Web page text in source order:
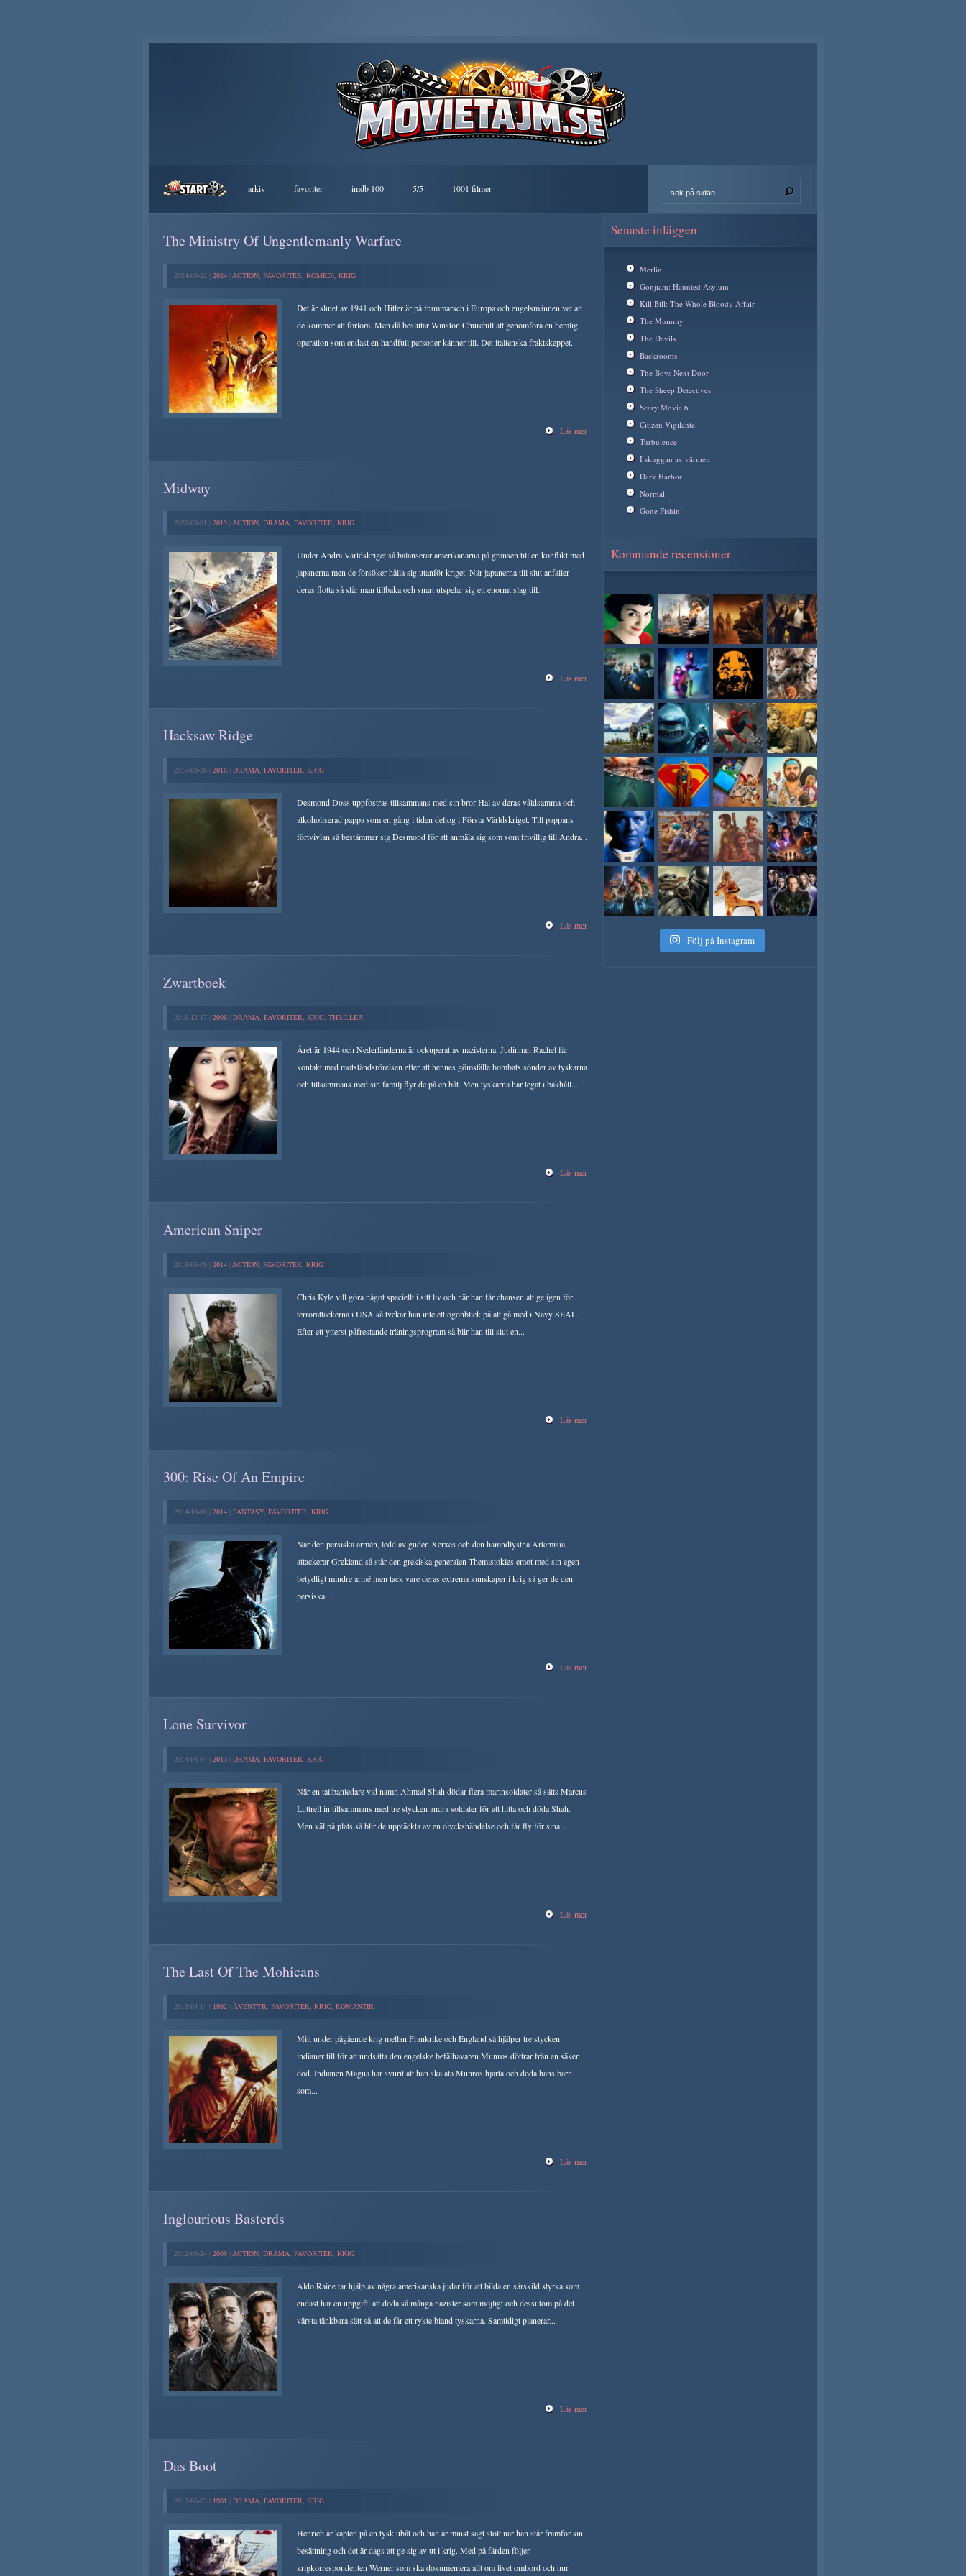
arkiv favoriter imdb 100 5/5 1001 filmer
The Ministry Of Ungentlemanly Warfare
2024-09-22 | 2024 ACTION FAVORITER KOMEDI KRIG
Det är slutet av 1941 och Hitler är på frammarsch i Europa och engelsmännen vet att
de kommer att förlora. Men då beslutar Winston Churchill att genomföra en hemlig
operation som endast en handfull personer känner till. Det italienska fraktskeppet...
Läs mer
Midway
2020-03-01 | 2019 ACTION DRAMA FAVORITER KRIG
Under Andra Världskriget så balanserar amerikanarna på gränsen till en konflikt med
japanerna men de försöker hålla sig utanför kriget. När japanerna till slut anfaller
deras flotta så slår man tillbaka och snart utspelar sig ett enormt slag till...
Läs mer
Hacksaw Ridge
2017-03-26 | 2016 DRAMA FAVORITER KRIG
Desmond Doss uppfostras tillsammans med sin bror Hal av deras våldsamma och
alkoholiserad pappa som en gång i tiden deltog i Första Världskriget. Till pappans
förtvivlan så bestämmer sig Desmond för att anmäla sig som som frivillig till Andra...
Läs mer
Zwartboek
2016-12-17 | 2006 DRAMA FAVORITER KRIG THRILLER
Året är 1944 och Nederländerna är ockuperat av nazisterna. Judinnan Rachel får
kontakt med motståndsrörelsen efter att hennes gömställe bombats sönder av tyskarna
och tillsammans med sin familj flyr de på en båt. Men tyskarna har legat i bakhåll...
Läs mer
American Sniper
2015-05-09 | 2014 ACTION FAVORITER KRIG
Chris Kyle vill göra något speciellt i sitt liv och när han får chansen att ge igen för
terrorattackerna i USA så tvekar han inte ett ögonblick på att gå med i Navy SEAL.
Efter ett ytterst påfrestande träningsprogram så blir han till slut en...
Läs mer
300: Rise Of An Empire
2014-10-10 | 2014 FANTASY, FAVORITER KRIG
När den persiska armén, ledd av guden Xerxes och den hämndlystna Artemisia,
attackerar Grekland så står den grekiska generalen Themistokles emot med sin egen
betydligt mindre armé men tack vare deras extrema kunskaper i krig så ger de den
persiska...
Läs mer
Lone Survivor
2014-04-04 | 2013 DRAMA FAVORITER KRIG
När en talibanledare vid namn Ahmad Shah dödar flera marinsoldater så sätts Marcus
Luttrell in tillsammans med tre stycken andra soldater för att hitta och döda Shah.
Men väl på plats så blir de upptäckta av en olyckshändelse och får fly för sina...
Läs mer
The Last Of The Mohicans
2013-04-14 | 1992 ÄVENTYR FAVORITER KRIG ROMANTIK
Mitt under pågående krig mellan Frankrike och England så hjälper tre stycken
indianer till för att undsätta den engelske befälhavaren Munros döttrar från en säker
död. Indianen Magua har svurit att han ska äta Munros hjärta och döda hans barn
som...
Läs mer
Inglourious Basterds
2012-09-24 | 2009 ACTION DRAMA FAVORITER KRIG
Aldo Raine tar hjälp av några amerikanska judar för att bilda en särskild styrka som
endast har en uppgift: att döda så många nazister som möjligt och dessutom på det
värsta tänkbara sätt så att de får ett rykte bland tyskarna. Samtidigt planerar...
Läs mer
Das Boot
2012-06-03 | 1981 DRAMA FAVORITER KRIG
Henrich är kapten på en tysk ubåt och han är minst sagt stolt när han står framför sin
besättning och det är dags att ge sig av ut i krig. Med på färden följer
krigkorrespondenten Werner som ska dokumentera allt om livet ombord och hur
Senaste inläggen
Merlin
Gonjiam: Haunted Asylum
Kill Bill: The Whole Bloody Affair
The Mummy
The Devils
Backrooms
The Boys Next Door
The Sheep Detectives
Scary Movie 6
Citizen Vigilante
Turbulence
I skuggan av värmen
Dark Harbor
Normal
Gone Fishin’
Kommande recensioner
Följ på Instagram